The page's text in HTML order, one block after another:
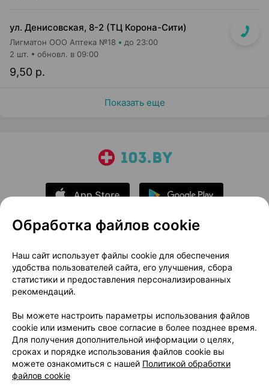
ул. Денисовская, 8-2 (ТЦ Корона-Сити)
Лигматон ООО Аптека №18 до 23:00
9,50 р.
2 шт. обновл. в 09:00
Показать еще
О проекте
Новости проекта
Размещение рекламы
Медицинский маркетинг
Публичный договор
Доставка
Способы оплаты
Вакансии
Партнеры
Написать руководителю 103.by
Написать в поддержку
Персональные настройки Cookie
Обработка файлов cookie
Наш сайт использует файлы cookie для обеспечения
удобства пользователей сайта, его улучшения, сбора
статистики и предоставления персонализированных
рекомендаций.
Вы можете настроить параметры использования файлов
cookie или изменить свое согласие в более позднее время.
Для получения дополнительной информации о целях,
сроках и порядке использования файлов cookie вы
можете ознакомиться с нашей Политикой обработки
файлов cookie